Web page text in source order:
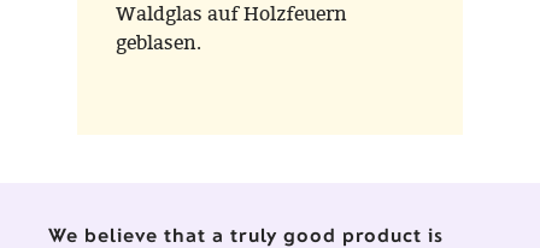
Waldglas auf Holzfeuern
geblasen.
We believe that a truly good product is